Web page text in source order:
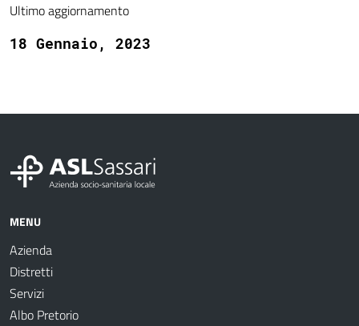
Ultimo aggiornamento
18 Gennaio, 2023
MENU
Azienda
Distretti
Servizi
Albo Pretorio